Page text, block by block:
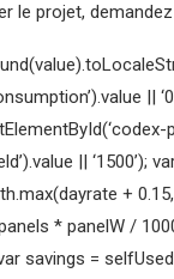
le projet,
||
|| ‘1500’);
+
* panelW /
savings =